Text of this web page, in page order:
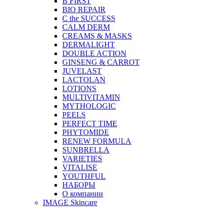
BIO REPAIR
C the SUCCESS
CALM DERM
CREAMS & MASKS
DERMALIGHT
DOUBLE ACTION
GINSENG & CARROT
JUVELAST
LACTOLAN
LOTIONS
MULTIVITAMIN
MYTHOLOGIC
PEELS
PERFECT TIME
PHYTOMIDE
RENEW FORMULA
SUNBRELLA
VARIETIES
VITALISE
YOUTHFUL
НАБОРЫ
О компании
IMAGE Skincare